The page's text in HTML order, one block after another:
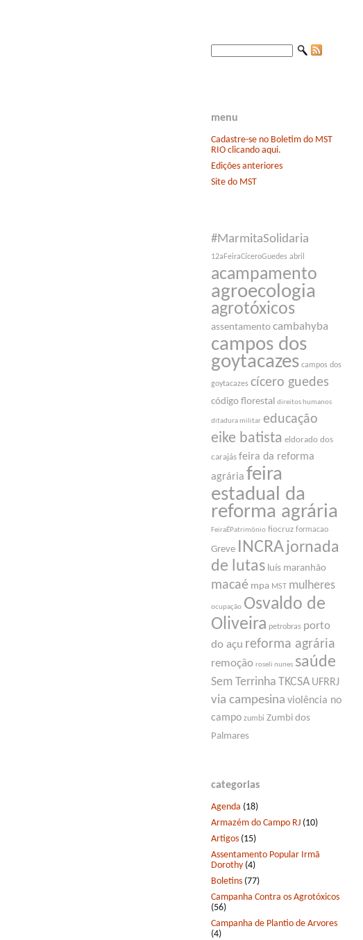
menu
Cadastre-se no Boletim do MST
RIO clicando aqui.
Edições anteriores
Site do MST
#MarmitaSolidaria
12aFeiraCíceroGuedes abril
acampamento
agroecologia
agrotóxicos
assentamento cambahyba
campos dos
goytacazes campos dos
goytacazes cícero guedes
código florestal direitos humanos
ditadura militar educação
eike batista eldorado dos
carajás feira da reforma
agrária feira
estadual da
reforma agrária
FeiraÉPatrimônio fiocruz formacao
Greve INCRA jornada
de lutas luís maranhão
macaé mpa MST mulheres
ocupação Osvaldo de
Oliveira petrobras porto
do açu reforma agrária
remoção roseli nunes saúde
Sem Terrinha TKCSA UFRRJ
via campesina violência no
campo zumbi Zumbi dos
Palmares
categorias
Agenda (18)
Armazém do Campo RJ (10)
Artigos (15)
Assentamento Popular Irmã
Dorothy (4)
Boletins (77)
Campanha Contra os Agrotóxicos
(56)
Campanha de Plantio de Arvores
(4)